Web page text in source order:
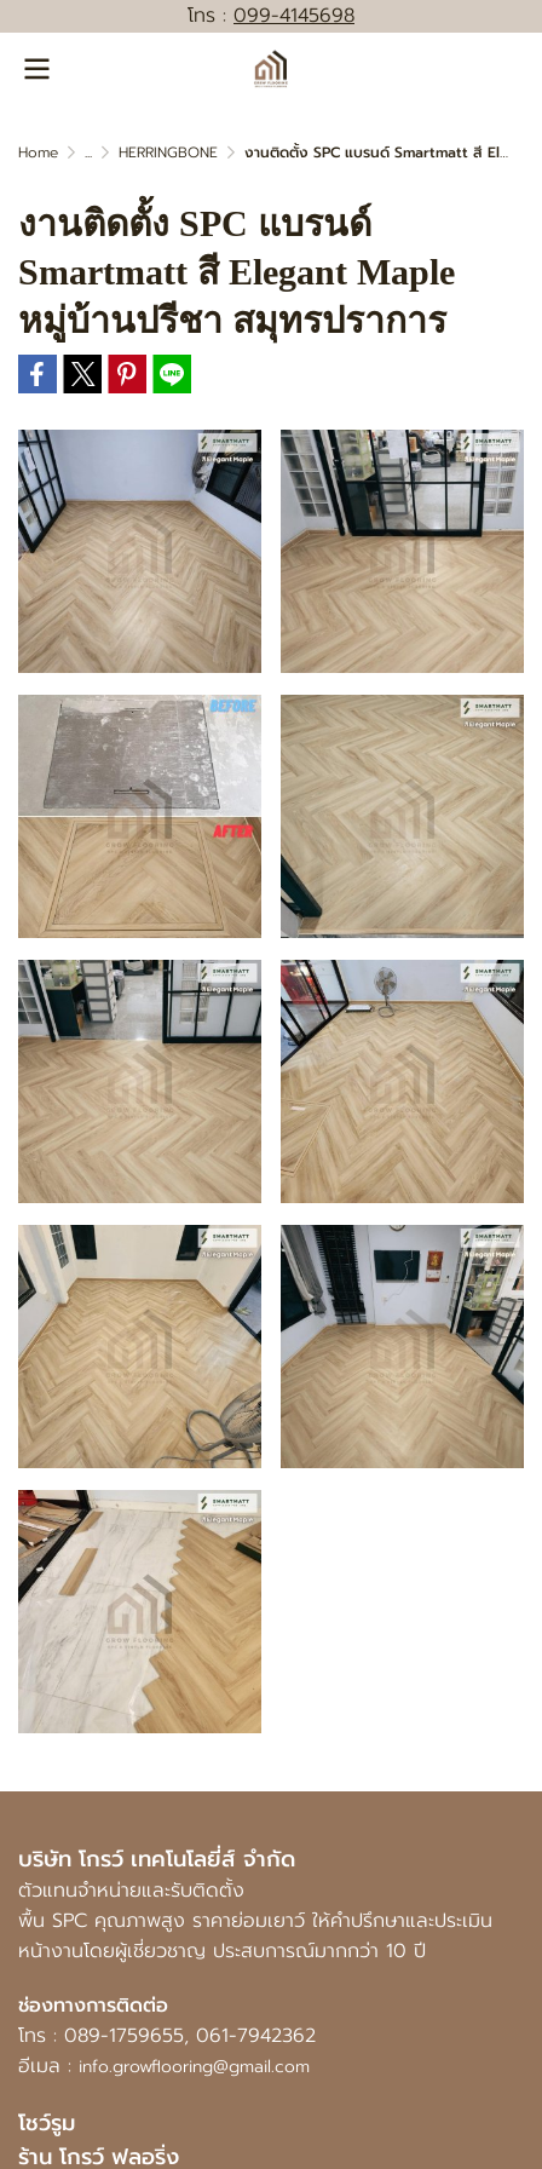
โทร : 099-4145698
Home ... HERRINGBONE งานติดตั้ง SPC แบรนด์ Smartmatt สี Elegant Maple หมู่บ้านปรีชา สมุทรปราการ
งานติดตั้ง SPC แบรนด์
Smartmatt สี Elegant Maple
หมู่บ้านปรีชา สมุทรปราการ
บริษัท โกรว์ เทคโนโลยี่ส์ จำกัด
ตัวแทนจำหน่ายและรับติดตั้ง
พื้น SPC คุณภาพสูง ราคาย่อมเยาว์ ให้คำปรึกษาและประเมิน
หน้างานโดยผู้เชี่ยวชาญ ประสบการณ์มากกว่า 10 ปี
ช่องทางการติดต่อ
โทร : 089-1759655, 061-7942362
อีเมล : info.growflooring@gmail.com
โชว์รูม
ร้าน โกรว์ ฟลอริ่ง